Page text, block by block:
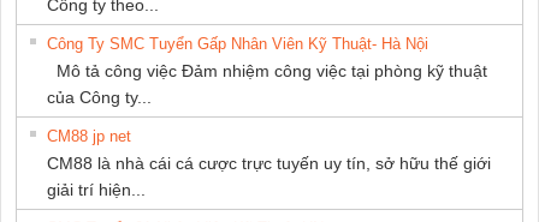
Công ty theo...
Công Ty SMC Tuyển Gấp Nhân Viên Kỹ Thuật- Hà Nội
Mô tả công việc Đảm nhiệm công việc tại phòng kỹ thuật
của Công ty...
CM88 jp net
CM88 là nhà cái cá cược trực tuyến uy tín, sở hữu thế giới
giải trí hiện...